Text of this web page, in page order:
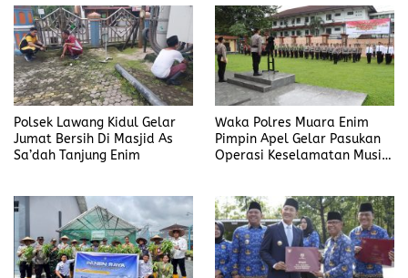
Polsek Lawang Kidul Gelar
Jumat Bersih Di Masjid As
Sa’dah Tanjung Enim
Waka Polres Muara Enim
Pimpin Apel Gelar Pasukan
Operasi Keselamatan Musi